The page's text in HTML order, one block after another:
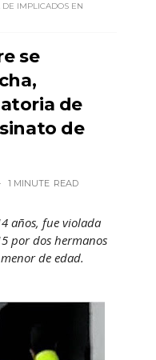
DE IMPLICADOS EN
se
de
de
1 MINUTE READ
años, fue violada
por dos hermanos
de edad.